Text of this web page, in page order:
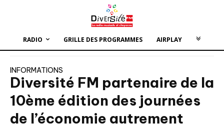
RADIO GRILLE DES PROGRAMMES AIRPLAY
INFORMATIONS
Diversité FM partenaire de la
10ème édition des journées
de l’économie autrement